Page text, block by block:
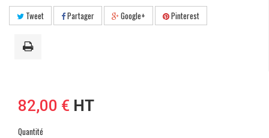
Tweet Partager Google+ Pinterest
82,00 € HT
Quantité